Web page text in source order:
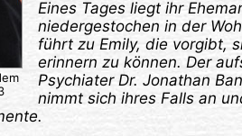
Eines Tages liegt ihr
niedergestochen in der
führt zu Emily, die vorgibt,
erinnern zu können. Der
Psychiater Dr. Jonathan
nimmt sich ihres Falls an